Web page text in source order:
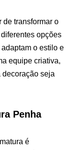
de transformar o
opções
o estilo e
equipe criativa,
decoração seja
Penha
é